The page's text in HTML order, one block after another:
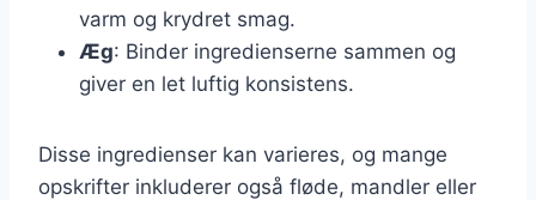
varm og krydret smag.
Æg: Binder ingredienserne sammen og
giver en let luftig konsistens.
Disse ingredienser kan varieres, og mange
opskrifter inkluderer også fløde, mandler eller